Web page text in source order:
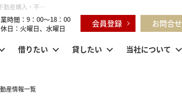
埼玉県 東松山市美原町 土地・売地｜鶴ヶ島市・坂戸市・東松山市・川越市の不動産購入・不動産売却のことならセンチュリー21明和ハウス
時間：9：00～18：00
日：火曜日、水曜日
会員登録 お問合せ
借りたい 貸したい 当社について
産情報一覧